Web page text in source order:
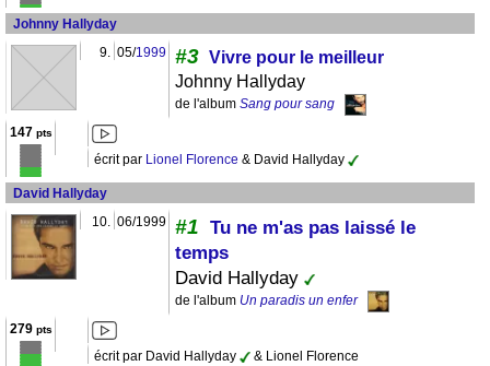
Johnny Hallyday
9. 05/1999 #3 Vivre pour le meilleur
Johnny Hallyday
de l'album Sang pour sang
147 pts
écrit par Lionel Florence & David Hallyday
David Hallyday
10. 06/1999 #1 Tu ne m'as pas laissé le
temps
David Hallyday
de l'album Un paradis un enfer
279pts
écrit par David Hallyday & Lionel Florence